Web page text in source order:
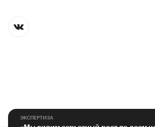
ЭКСПЕРТИЗА